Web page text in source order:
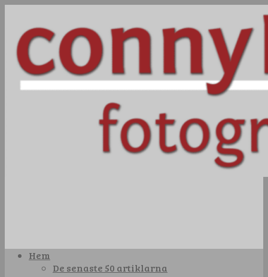
Hem
De senaste 50 artiklarna